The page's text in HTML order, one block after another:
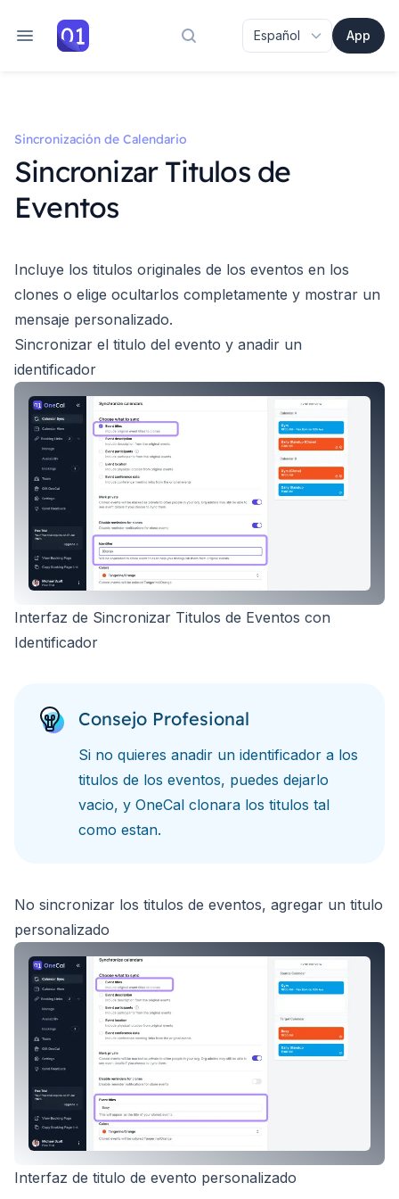
Buscar en la documentación
App
Sincronización de Calendario
Sincronizar Titulos de
Eventos
Incluye los titulos originales de los eventos en los
clones o elige ocultarlos completamente y mostrar un
mensaje personalizado.
Sincronizar el titulo del evento y anadir un
identificador
Interfaz de Sincronizar Titulos de Eventos con
Identificador
Consejo Profesional
Si no quieres anadir un identificador a los
titulos de los eventos, puedes dejarlo
vacio, y OneCal clonara los titulos tal
como estan.
No sincronizar los titulos de eventos, agregar un titulo
personalizado
Interfaz de titulo de evento personalizado